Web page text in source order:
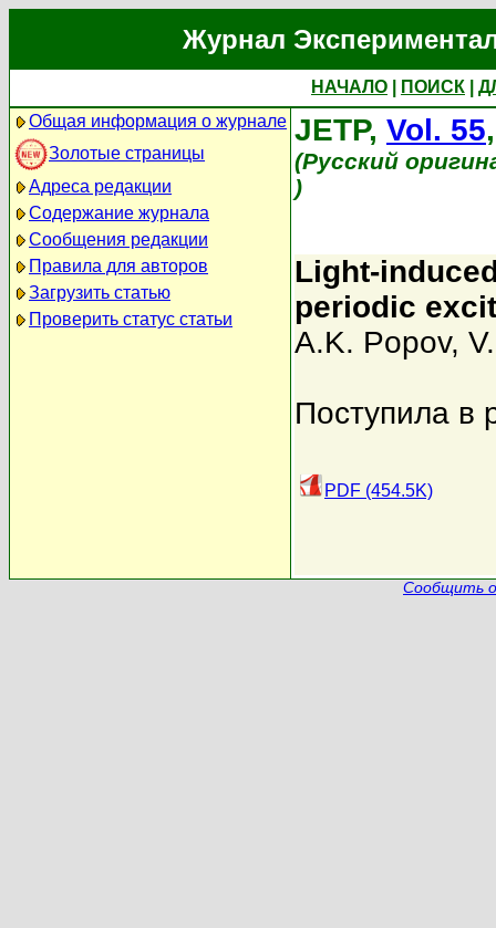
Журнал
НАЧАЛО ПОИСК
Общая информация о журнале
Золотые страницы
Адреса редакции
Содержание журнала
Сообщения редакции
Правила для авторов
Загрузить статью
Проверить статус статьи
JETP, Vol. 55
(Русский
)
Light-
periodic
A.K. Popov,
Поступила в
PDF (454.5K)
Сообщить о